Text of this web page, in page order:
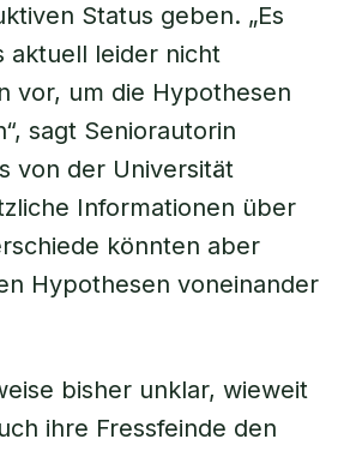
Status geben. „Es
aktuell leider nicht
vor, um die Hypothesen
sagt Seniorautorin
von der Universität
Informationen über
könnten aber
Hypothesen voneinander
bisher unklar, wieweit
ihre Fressfeinde den